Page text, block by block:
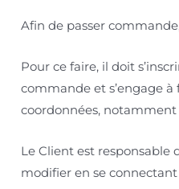
Afin de passer
Pour ce faire, il doit
commande et s’engage
coordonnées, notamment
Le Client est responsable
modifier en se